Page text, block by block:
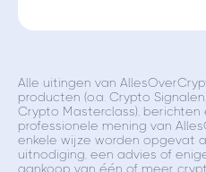
Alle uitingen van
producten (o.a. Crypto
Crypto Masterclass), berichten
professionele mening van
enkele wijze worden opgevat
uitnodiging, een advies of
aankoop van één of meer